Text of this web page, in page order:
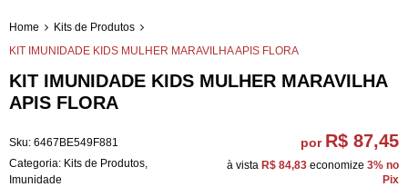
Home
Kits de Produtos
KIT IMUNIDADE KIDS MULHER MARAVILHA APIS FLORA
KIT IMUNIDADE KIDS MULHER MARAVILHA
APIS FLORA
Sku: 6467BE549F881
Categoria: Kits de Produtos
Imunidade
por R$ 87,45
à vista R$ 84,83 economize 3% no
Pix